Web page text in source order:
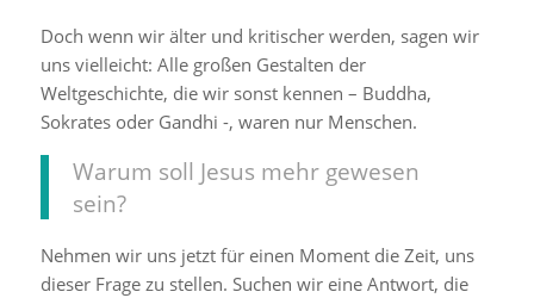
Doch wenn wir älter und kritischer werden, sagen wir
uns vielleicht: Alle großen Gestalten der
Weltgeschichte, die wir sonst kennen – Buddha,
Sokrates oder Gandhi -, waren nur Menschen.
Warum soll Jesus mehr gewesen
sein?
Nehmen wir uns jetzt für einen Moment die Zeit, uns
dieser Frage zu stellen. Suchen wir eine Antwort, die